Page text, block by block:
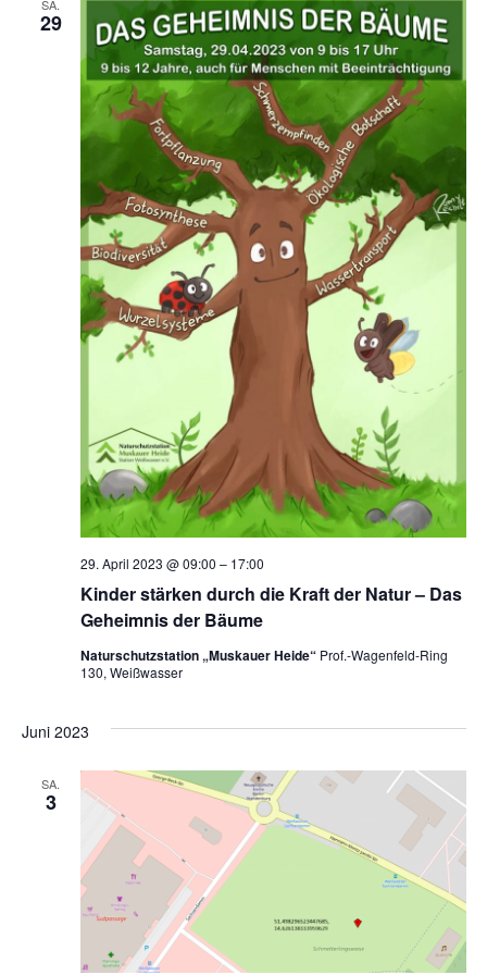
SA.
29
Kinder stärken durch die Kraft der Natur – Das
Geheimnis der Bäume
29. April 2023 @ 09:00 – 17:00
Naturschutzstation „Muskauer Heide“ Prof.-Wagenfeld-Ring
130, Weißwasser
Juni 2023
SA.
3